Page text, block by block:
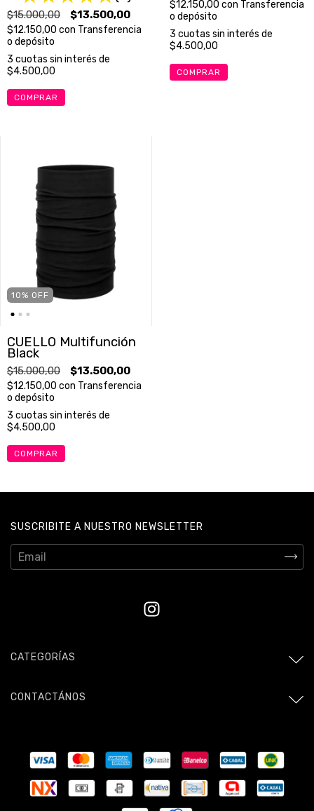
$15.000,00 $13.500,00
$12.150,00 con Transferencia
o depósito
3 cuotas sin interés de
$4.500,00
$12.150,00 con Transferencia
o depósito
3 cuotas sin interés de
$4.500,00
10 % OFF
CUELLO Multifunción
Black
$15.000,00 $13.500,00
$12.150,00 con Transferencia
o depósito
3 cuotas sin interés de
$4.500,00
SUSCRIBITE A NUESTRO NEWSLETTER
CATEGORÍAS
CONTACTÁNOS